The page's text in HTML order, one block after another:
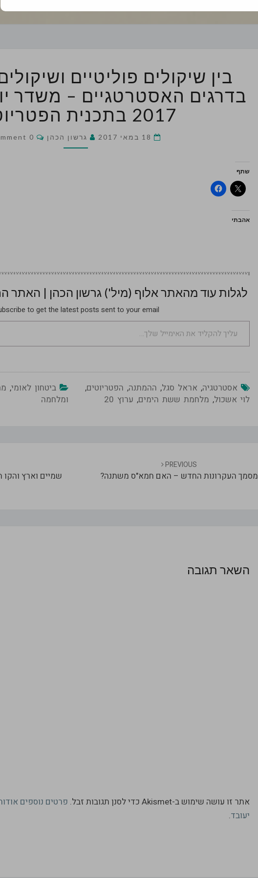
שיקולים
פוליטיים
ושיקולים
מקצועיים
בדרגים
האסטרטגיים
–
בין שיקולים פוליטיים
בדרגים האסטרטגיים – משדר
2017 בתכנית הפטריוטים
18 במאי 2017 גרשון הכהן 0 Comment
שתף
אהבתי
לגלות עוד מהאתר אלוף (מיל') גרשון הכהן | האתר
to get the latest posts sent to your email.
עליך להקליד את האימייל שלך…
ביטחון לאומי,
ומלחמה
אסטרטגיה,אראל סגל, ההמתנה, הפטריוטים,
לוי אשכול, מלחמת ששת הימים, ערוץ 20
שמיים וארץ והקו
PREVIOUS
מסמך העקרונות החדש – האם חמא"ס משתנה?
השאר תגובה
אתר זו עושה שימוש ב-Akismet כדי לסנן תגובות זבל.
פרטים נוספים
יעובד.